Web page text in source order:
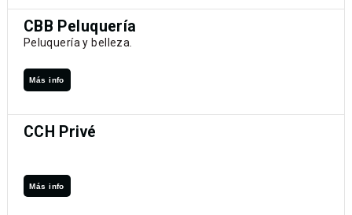
CBB Peluquería
Peluquería y belleza.
Más info
CCH Privé
Más info